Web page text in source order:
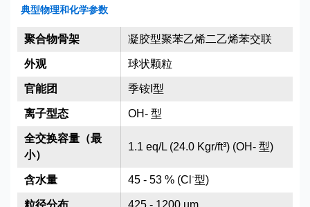
典型物理和化学参数
凝胶型聚苯乙烯二乙烯苯交联
球状颗粒
季铵I型
OH- 型
1.1 eq/L (24.0 Kgr/ft³) (OH- 型)
45 - 53 % (Cl -型)
425 - 1200 µm
聚合物骨架
外观
官能团
离子型态
全交换容量（最
小）
含水量
粒径分布